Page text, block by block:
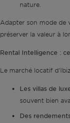
nature.
Adapter son mode de
préserver la valeur à
Rental Intelligence :
Le marché locatif
Les villas de
souvent bien
Des